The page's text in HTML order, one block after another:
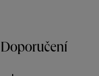
Doporučení